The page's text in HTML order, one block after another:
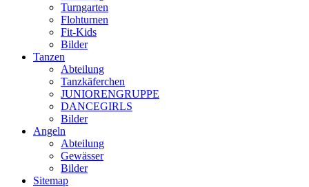
Turngarten
Flohturnen
Fit-Kids
Bilder
Tanzen
Abteilung
Tanzkäferchen
JUNIORENGRUPPE
DANCEGIRLS
Bilder
Angeln
Abteilung
Gewässer
Bilder
Sitemap